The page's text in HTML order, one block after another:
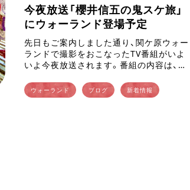
今夜放送「櫻井信五の鬼スケ旅」
にウォーランド登場予定
先日もご案内しました通り、関ケ原ウォー
ランドで撮影をおこなったTV番組がいよ
いよ今夜放送されます。番組の内容は、嵐
んの2人がまだ知らない日本各地の魅力
を“とにかく可能な限りた […]
ウォーランド ブログ 新着情報